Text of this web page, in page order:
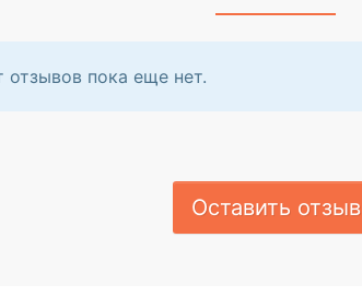
пока еще нет.
Оставить отзыв